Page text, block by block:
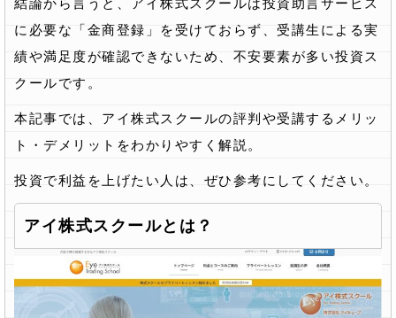
結論から言うと、アイ株式スクールは投資助言サービス
に必要な「金商登録」を受けておらず、受講生による実
績や満足度が確認できないため、不安要素が多い投資ス
クールです。
本記事では、アイ株式スクールの評判や受講するメリッ
ト・デメリットをわかりやすく解説。
投資で利益を上げたい人は、ぜひ参考にしてください。
アイ株式スクールとは？